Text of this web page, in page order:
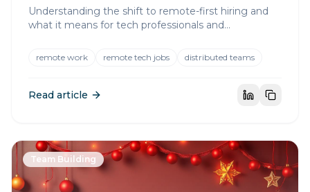
Understanding the shift to remote-first hiring and
what it means for tech professionals and
remote work remote tech jobs distributed teams
Read article
Team Building